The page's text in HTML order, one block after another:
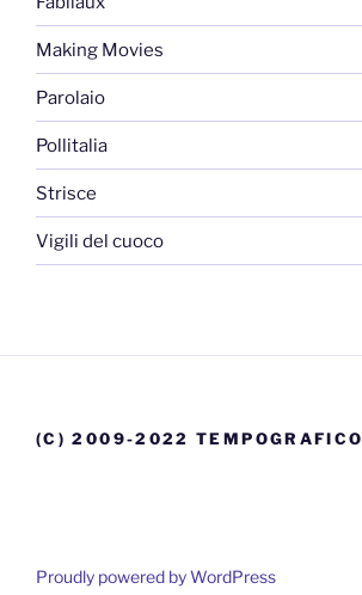
Making Movies
Parolaio
Pollitalia
Strisce
Vigili del cuoco
(C) 2009-2022 TEMPOGRAFICO
Proudly powered by WordPress